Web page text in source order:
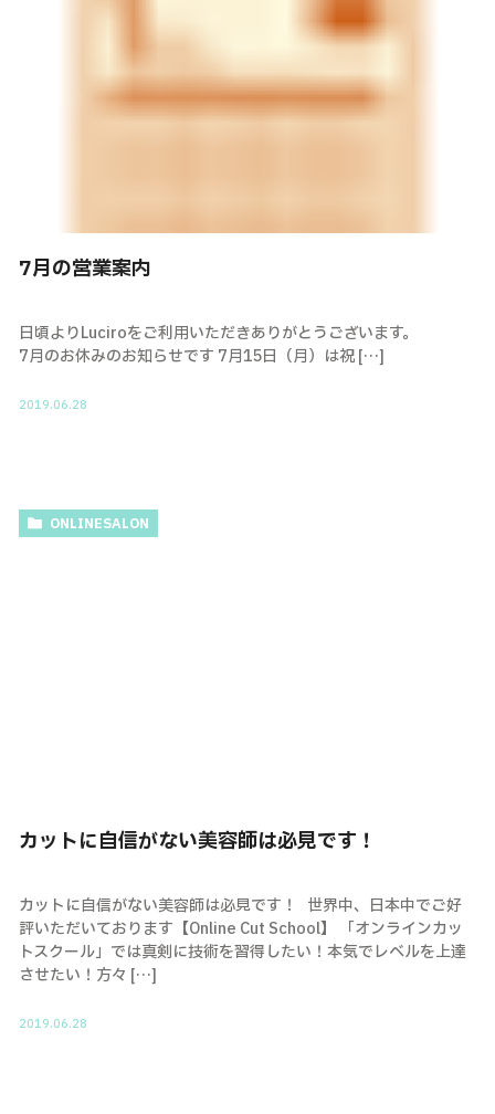
7月の営業案内
日頃よりLuciroをご利用いただきありがとうございます。
7月のお休みのお知らせです 7月15日（月）は祝 […]
2019.06.28
ONLINESALON
カットに自信がない美容師は必見です！
カットに自信がない美容師は必見です！ 世界中、日本中でご好
評いただいております【Online Cut School】 「オンラインカッ
トスクール」では真剣に技術を習得したい！本気でレベルを上達
させたい！方々 […]
2019.06.28